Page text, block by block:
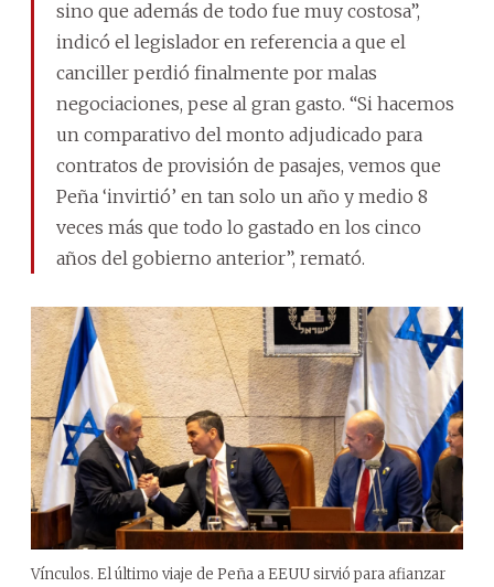
sino que además de todo fue muy costosa”,
indicó el legislador en referencia a que el
canciller perdió finalmente por malas
negociaciones, pese al gran gasto. “Si hacemos
un comparativo del monto adjudicado para
contratos de provisión de pasajes, vemos que
Peña ‘invirtió’ en tan solo un año y medio 8
veces más que todo lo gastado en los cinco
años del gobierno anterior”, remató.
Vínculos. El último viaje de Peña a EEUU sirvió para afianzar